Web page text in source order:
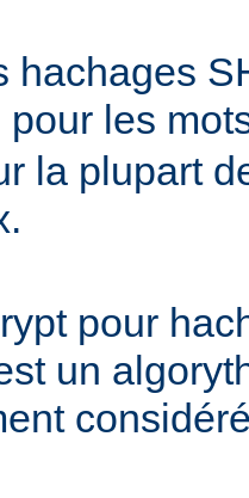
hachages
pour les
la plupart
pour
un